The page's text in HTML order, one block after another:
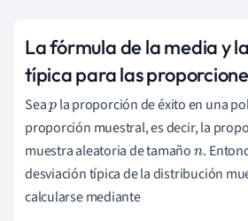
La fórmula de la media y
típica para las
Seapla proporción de éxito en una
proporción muestral, es decir, la
muestra aleatoria de tamañon.
desviación típica de la distribución
calcularse mediante